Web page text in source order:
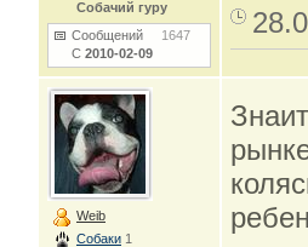
Собачий гуру
Сообщений 1647
С 2010-02-09
Weib
Собаки 1